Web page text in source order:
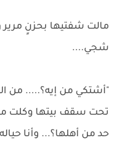
مالت شفتيها بحزنٍ
شجي....
"أشتكي من إيه؟..... من
تحت سقف بيتها وكلت
حد من أهلها؟... وأنا